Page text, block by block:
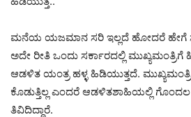
ಮನೆಯ ಯಜಮಾನ ಸರಿ ಇಲ್ಲದೆ ಹೋದರೆ ಹೇಗೆ
ಅದೇ ರೀತಿ ಒಂದು ಸರ್ಕಾರದಲ್ಲಿ
ಆಡಳಿತ ಯಂತ್ರ ಹಳ್ಳ ಹಿಡಿಯುತ್ತದೆ.
ಕೊಡುತ್ತಿಲ್ಲ ಎಂದರೆ ಆಡಳಿತಶಾಹಿಯಲ್ಲಿ
ತಿವಿದಿದ್ದಾರೆ.